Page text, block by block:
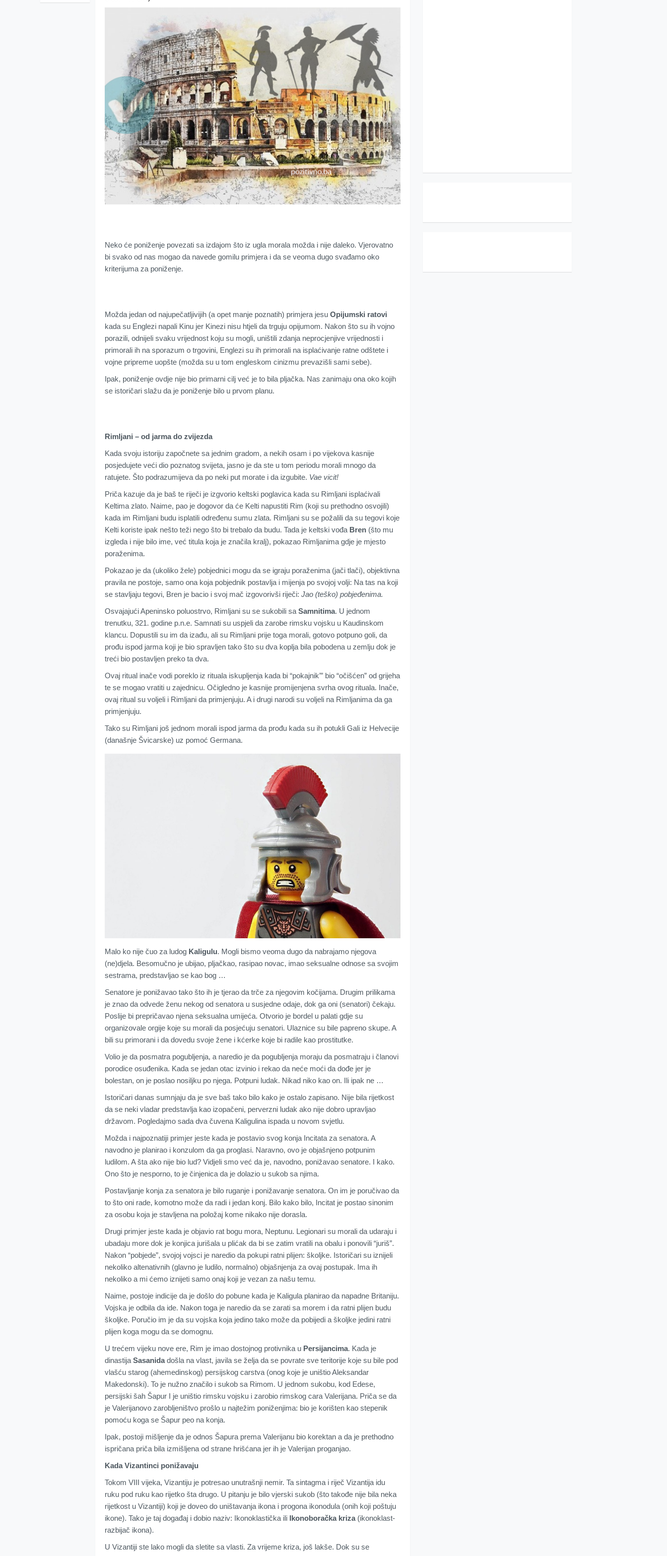
Neko će poniženje povezati sa izdajom što iz ugla morala možda i nije daleko. Vjerovatno
bi svako od nas mogao da navede gomilu primjera i da se veoma dugo svađamo oko
kriterijuma za poniženje.
Možda jedan od najupečatljivijih (a opet manje poznatih) primjera jesu Opijumski ratovi
kada su Englezi napali Kinu jer Kinezi nisu htjeli da trguju opijumom. Nakon što su ih vojno
porazili, odnijeli svaku vrijednost koju su mogli, uništili zdanja neprocjenjive vrijednosti i
primorali ih na sporazum o trgovini, Englezi su ih primorali na isplaćivanje ratne odštete i
vojne pripreme uopšte (možda su u tom engleskom cinizmu prevazišli sami sebe).
Ipak, poniženje ovdje nije bio primarni cilj već je to bila pljačka. Nas zanimaju ona oko kojih
se istoričari slažu da je poniženje bilo u prvom planu.
Rimljani – od jarma do zvijezda
Kada svoju istoriju započnete sa jednim gradom, a nekih osam i po vijekova kasnije
posjedujete veći dio poznatog svijeta, jasno je da ste u tom periodu morali mnogo da
ratujete. Što podrazumijeva da po neki put morate i da izgubite. Vae vicit!
Priča kazuje da je baš te riječi je izgvorio keltski poglavica kada su Rimljani isplaćivali
Keltima zlato. Naime, pao je dogovor da će Kelti napustiti Rim (koji su prethodno osvojili)
kada im Rimljani budu isplatili određenu sumu zlata. Rimljani su se požalili da su tegovi koje
Kelti koriste ipak nešto teži nego što bi trebalo da budu. Tada je keltski vođa Bren (što mu
izgleda i nije bilo ime, već titula koja je značila kralj), pokazao Rimljanima gdje je mjesto
poraženima.
Pokazao je da (ukoliko žele) pobjednici mogu da se igraju poraženima (jači tlači), objektivna
pravila ne postoje, samo ona koja pobjednik postavlja i mijenja po svojoj volji: Na tas na koji
se stavljaju tegovi, Bren je bacio i svoj mač izgovorivši riječi: Jao (teško) pobjeđenima.
Osvajajući Apeninsko poluostrvo, Rimljani su se sukobili sa Samnitima. U jednom
trenutku, 321. godine p.n.e. Samnati su uspjeli da zarobe rimsku vojsku u Kaudinskom
klancu. Dopustili su im da izađu, ali su Rimljani prije toga morali, gotovo potpuno goli, da
prođu ispod jarma koji je bio spravljen tako što su dva koplja bila pobodena u zemlju dok je
treći bio postavljen preko ta dva.
Ovaj ritual inače vodi poreklo iz rituala iskupljenja kada bi “pokajnik’” bio “očišćen” od grijeha
te se mogao vratiti u zajednicu. Očigledno je kasnije promijenjena svrha ovog rituala. Inače,
ovaj ritual su voljeli i Rimljani da primjenjuju. A i drugi narodi su voljeli na Rimljanima da ga
primjenjuju.
Tako su Rimljani još jednom morali ispod jarma da prođu kada su ih potukli Gali iz Helvecije
(današnje Švicarske) uz pomoć Germana.
Malo ko nije čuo za ludog Kaligulu. Mogli bismo veoma dugo da nabrajamo njegova
(ne)djela. Besomučno je ubijao, pljačkao, rasipao novac, imao seksualne odnose sa svojim
sestrama, predstavljao se kao bog …
Senatore je ponižavao tako što ih je tjerao da trče za njegovim kočijama. Drugim prilikama
je znao da odvede ženu nekog od senatora u susjedne odaje, dok ga oni (senatori) čekaju.
Poslije bi prepričavao njena seksualna umijeća. Otvorio je bordel u palati gdje su
organizovale orgije koje su morali da posjećuju senatori. Ulaznice su bile papreno skupe. A
bili su primorani i da dovedu svoje žene i kćerke koje bi radile kao prostitutke.
Volio je da posmatra pogubljenja, a naredio je da pogubljenja moraju da posmatraju i članovi
porodice osuđenika. Kada se jedan otac izvinio i rekao da neće moći da dođe jer je
bolestan, on je poslao nosiljku po njega. Potpuni ludak. Nikad niko kao on. Ili ipak ne …
Istoričari danas sumnjaju da je sve baš tako bilo kako je ostalo zapisano. Nije bila rijetkost
da se neki vladar predstavlja kao izopačeni, perverzni ludak ako nije dobro upravljao
državom. Pogledajmo sada dva čuvena Kaligulina ispada u novom svjetlu.
Možda i najpoznatiji primjer jeste kada je postavio svog konja Incitata za senatora. A
navodno je planirao i konzulom da ga proglasi. Naravno, ovo je objašnjeno potpunim
ludilom. A šta ako nije bio lud? Vidjeli smo već da je, navodno, ponižavao senatore. I kako.
Ono što je nesporno, to je činjenica da je dolazio u sukob sa njima.
Postavljanje konja za senatora je bilo ruganje i ponižavanje senatora. On im je poručivao da
to što oni rade, komotno može da radi i jedan konj. Bilo kako bilo, Incitat je postao sinonim
za osobu koja je stavljena na položaj kome nikako nije dorasla.
Drugi primjer jeste kada je objavio rat bogu mora, Neptunu. Legionari su morali da udaraju i
ubadaju more dok je konjica jurišala u plićak da bi se zatim vratili na obalu i ponovili “juriš”.
Nakon “pobjede”, svojoj vojsci je naredio da pokupi ratni plijen: školjke. Istoričari su iznijeli
nekoliko altenativnih (glavno je ludilo, normalno) objašnjenja za ovaj postupak. Ima ih
nekoliko a mi ćemo iznijeti samo onaj koji je vezan za našu temu.
Naime, postoje indicije da je došlo do pobune kada je Kaligula planirao da napadne Britaniju.
Vojska je odbila da ide. Nakon toga je naredio da se zarati sa morem i da ratni plijen budu
školjke. Poručio im je da su vojska koja jedino tako može da pobijedi a školjke jedini ratni
plijen koga mogu da se domognu.
U trećem vijeku nove ere, Rim je imao dostojnog protivnika u Persijancima. Kada je
dinastija Sasanidadošla na vlast, javila se želja da se povrate sve teritorije koje su bile pod
vlašću starog (ahemedinskog) persijskog carstva (onog koje je uništio Aleksandar
Makedonski). To je nužno značilo i sukob sa Rimom. U jednom sukobu, kod Edese,
persijski šah Šapur I je uništio rimsku vojsku i zarobio rimskog cara Valerijana. Priča se da
je Valerijanovo zarobljeništvo prošlo u najtežim poniženjima: bio je korišten kao stepenik
pomoću koga se Šapur peo na konja.
Ipak, postoji mišljenje da je odnos Šapura prema Valerijanu bio korektan a da je prethodno
ispričana priča bila izmišljena od strane hrišćana jer ih je Valerijan proganjao.
Kada Vizantinci ponižavaju
Tokom VIII vijeka, Vizantiju je potresao unutrašnji nemir. Ta sintagma i riječ Vizantija idu
ruku pod ruku kao rijetko šta drugo. U pitanju je bilo vjerski sukob (što takođe nije bila neka
rijetkost u Vizantiji) koji je doveo do uništavanja ikona i progona ikonodula (onih koji poštuju
ikone). Tako je taj događaj i dobio naziv: Ikonoklastička ili Ikonoboračka kriza(ikonoklast-
razbijač ikona).
U Vizantiji ste lako mogli da sletite sa vlasti. Za vrijeme kriza, još lakše. Dok su se